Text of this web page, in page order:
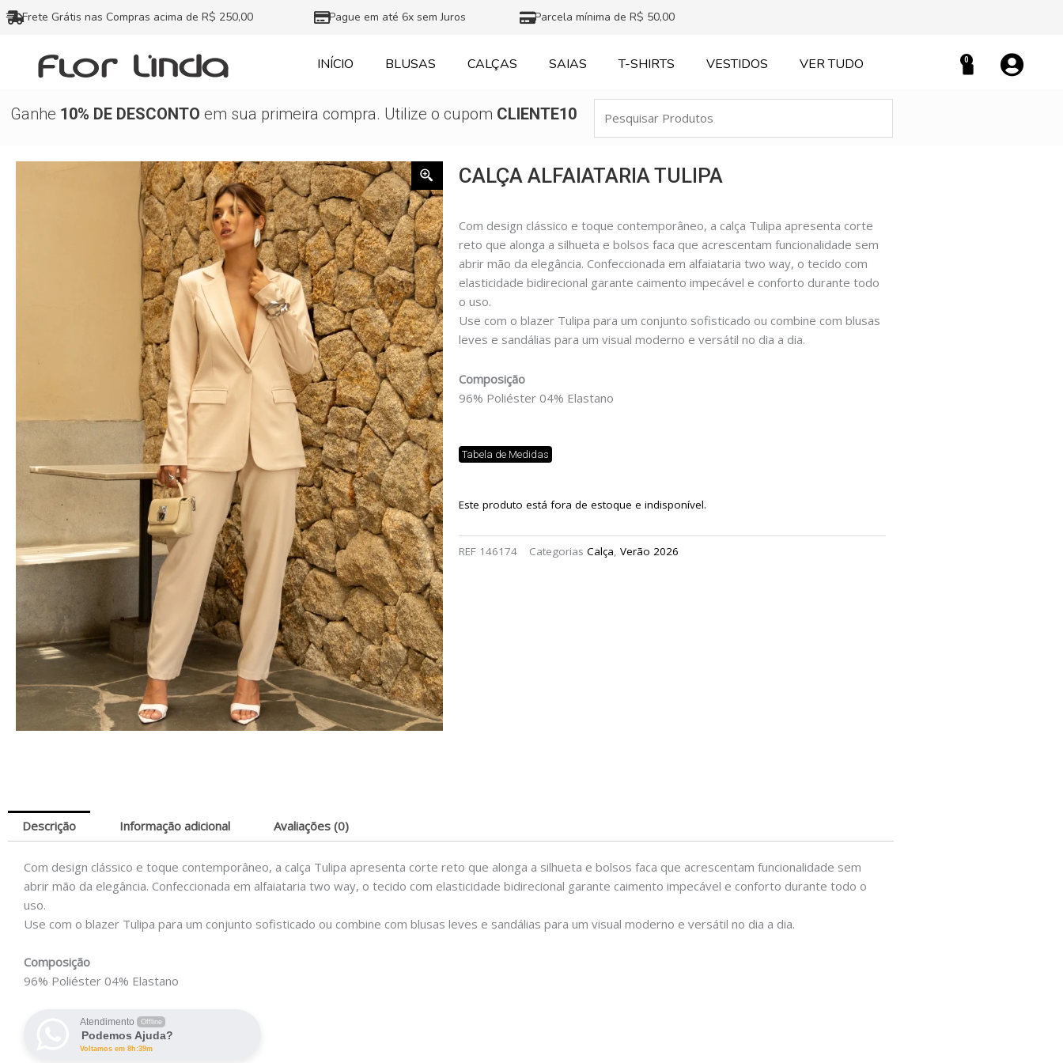
Ir
para
conteúdo
Frete Grátis nas Compras acima de R$ 250,00 Pague em até 6x sem Juros Parcela mínima de R$ 50,00
INÍCIO BLUSAS CALÇAS SAIAS T-SHIRTS VESTIDOS VER TUDO 0
Carrinho
Ganhe 10% DE DESCONTO em sua primeira compra. Utilize o cupom CLIENTE10
Produtos
CALÇA ALFAIATARIA TULIPA
Com design clássico e toque contemporâneo, a calça Tulipa apresenta corte
reto que alonga a silhueta e bolsos faca que acrescentam funcionalidade sem
abrir mão da elegância. Confeccionada em alfaiataria two way, o tecido com
elasticidade bidirecional garante caimento impecável e conforto durante todo
o uso.
Use com o blazer Tulipa para um conjunto sofisticado ou combine com blusas
leves e sandálias para um visual moderno e versátil no dia a dia.
Composição
96% Poliéster 04% Elastano
Tabela de Medidas
Este produto está fora de estoque e indisponível.
REF 146174 Categorias Calça, Verão 2026
Descrição Informação adicional Avaliações (0)
Com design clássico e toque contemporâneo, a calça Tulipa apresenta corte reto que alonga a silhueta e bolsos faca que acrescentam funcionalidade sem
abrir mão da elegância. Confeccionada em alfaiataria two way, o tecido com elasticidade bidirecional garante caimento impecável e conforto durante todo o
uso.
Use com o blazer Tulipa para um conjunto sofisticado ou combine com blusas leves e sandálias para um visual moderno e versátil no dia a dia.
Composição
96% Poliéster 04% Elastano
Atendimento Offline
Podemos Ajuda?
Voltamos em 8h:39m